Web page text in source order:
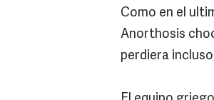
Como en el
Anorthosis
perdiera